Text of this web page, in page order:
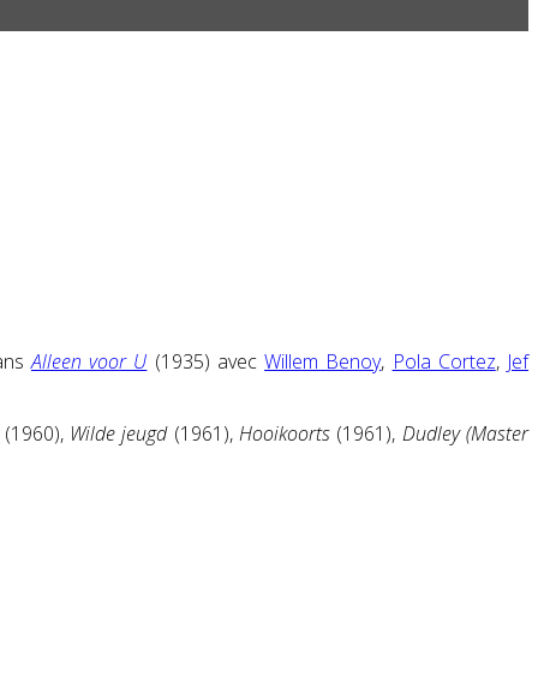
Alleen voor U (1935) avecWillem Benoy, Pola Cortez, Jef
Wilde jeugd(1961),Hooikoorts (1961), Dudley (Master